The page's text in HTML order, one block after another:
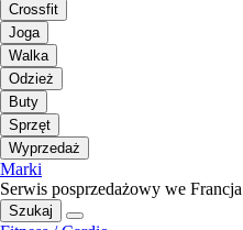
Crossfit
Joga
Walka
Odzież
Buty
Sprzęt
Wyprzedaż
Marki
Serwis posprzedażowy we Francja
Szukaj